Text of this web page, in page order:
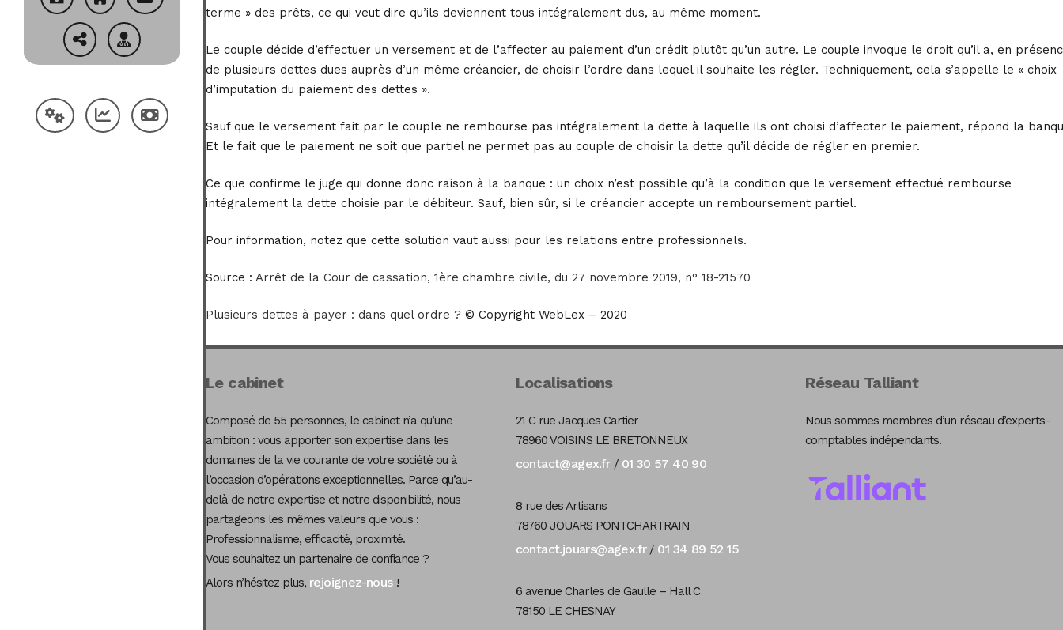
terme » des prêts, ce qui veut dire qu’ils deviennent tous intégralement dus, au même moment.
Le couple décide d’effectuer un versement et de l’affecter au paiement d’un crédit plutôt qu’un autre. Le couple invoque le droit qu’il a, en
de plusieurs dettes dues auprès d’un même créancier, de choisir l’ordre dans lequel il souhaite les régler. Techniquement, cela s’appelle le « choix
d’imputation du paiement des dettes ».
Sauf que le versement fait par le couple ne rembourse pas intégralement la dette à laquelle ils ont choisi d’affecter le paiement, répond la
Et le fait que le paiement ne soit que partiel ne permet pas au couple de choisir la dette qu’il décide de régler en premier.
Ce que confirme le juge qui donne donc raison à la banque : un choix n’est possible qu’à la condition que le versement effectué rembourse
intégralement la dette choisie par le débiteur. Sauf, bien sûr, si le créancier accepte un remboursement partiel.
Pour information, notez que cette solution vaut aussi pour les relations entre professionnels.
Source : Arrêt de la Cour de cassation, 1ère chambre civile, du 27 novembre 2019, n° 18-21570
Plusieurs dettes à payer : dans quel ordre ? © Copyright WebLex – 2020
Le cabinet
Composé de 55 personnes, le cabinet n’a qu’une
ambition : vous apporter son expertise dans les
domaines de la vie courante de votre société ou à
l’occasion d’opérations exceptionnelles. Parce qu’au-
delà de notre expertise et notre disponibilité, nous
partageons les mêmes valeurs que vous :
Professionnalisme, efficacité, proximité.
Vous souhaitez un partenaire de confiance ?
Alors n’hésitez plus, rejoignez-nous!
Localisations
21 C rue Jacques Cartier
78960 VOISINS LE BRETONNEUX
contact@agex.fr/ 01 30 57 40 90
8 rue des Artisans
78760 JOUARS PONTCHARTRAIN
contact.jouars@agex.fr/ 01 34 89 52 15
6 avenue Charles de Gaulle – Hall C
78150 LE CHESNAY
Réseau Talliant
Nous sommes membres d’un réseau d’experts-
comptables indépendants.